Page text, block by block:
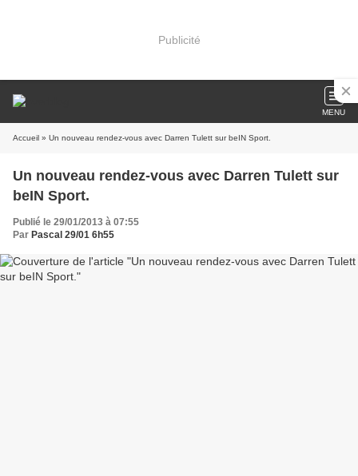
Publicité
MENU
Accueil » Un nouveau rendez-vous avec Darren Tulett sur beIN Sport.
Un nouveau rendez-vous avec Darren Tulett sur
beIN Sport.
Publié le 29/01/2013 à 07:55
Par Pascal 29/01 6h55